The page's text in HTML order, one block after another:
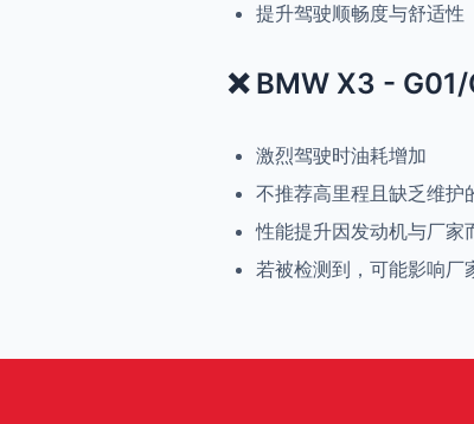
提升驾驶顺畅度与舒适性
❌ BMW X3 -
激烈驾驶时油耗增加
不推荐高里程且缺乏维护
性能提升因发动机与厂家
若被检测到，可能影响厂